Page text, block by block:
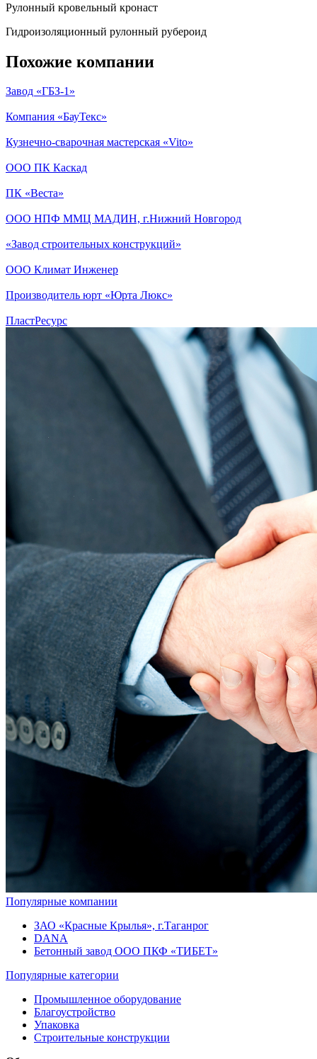
Рулонный кровельный кронаст
Гидроизоляционный рулонный рубероид
Похожие компании
Завод «ГБЗ-1»
Компания «БауТекс»
Кузнечно-сварочная мастерская «Vito»
ООО ПК Каскад
ПК «Веста»
ООО НПФ ММЦ МАДИН, г.Нижний Новгород
«Завод строительных конструкций»
ООО Климат Инженер
Производитель юрт «Юрта Люкс»
ПластРесурс
Популярные компании
ЗАО «Красные Крылья», г.Таганрог
DANA
Бетонный завод ООО ПКФ «ТИБЕТ»
Популярные категории
Промышленное оборудование
Благоустройство
Упаковка
Строительные конструкции